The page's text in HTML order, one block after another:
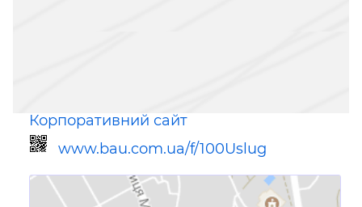
Корпоративний сайт
www.bau.com.ua/f/100Uslug